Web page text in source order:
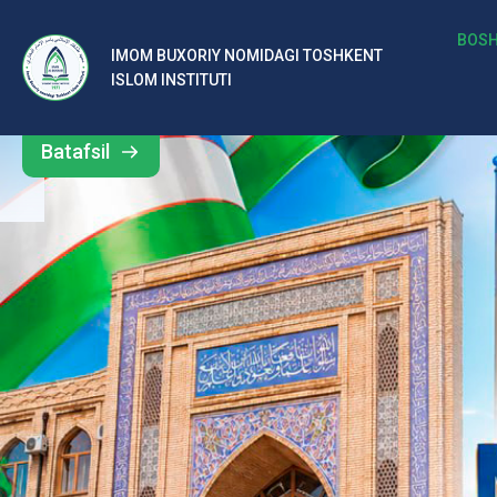
IMOM BUXORIY NOMIDAGI TOSHKENT
ISLOM INSTITUTI
b
al
ar
o‘
rt
a
si
d
Barcha
yangiliklar
Batafsil